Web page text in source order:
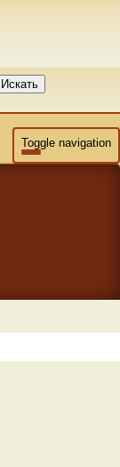
Искать
Toggle navigation